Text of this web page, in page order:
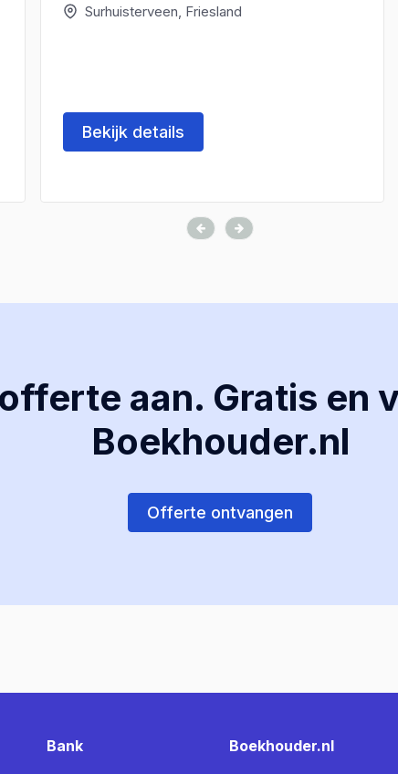
Surhuisterveen, Friesland
Bekijk details
aan. Gratis en
Boekhouder.nl
Offerte ontvangen
Bank Boekhouder.nl